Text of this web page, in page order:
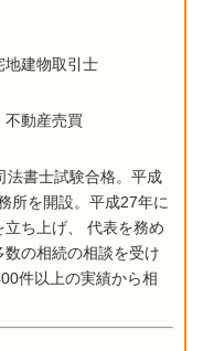
地建物取引士
不動産売買
法書士試験合格。平成
所を開設。平成27年に
ち上げ、 代表を務め
の相続の相談を受け
件以上の実績から相